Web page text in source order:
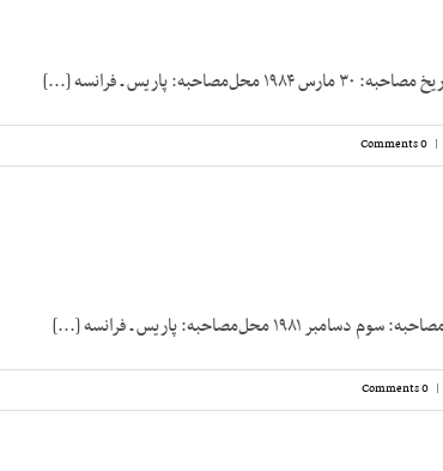
|
0 Comments
محل‌مصاحبه: پاریس ـ فرانسه [...]
|
0 Comments